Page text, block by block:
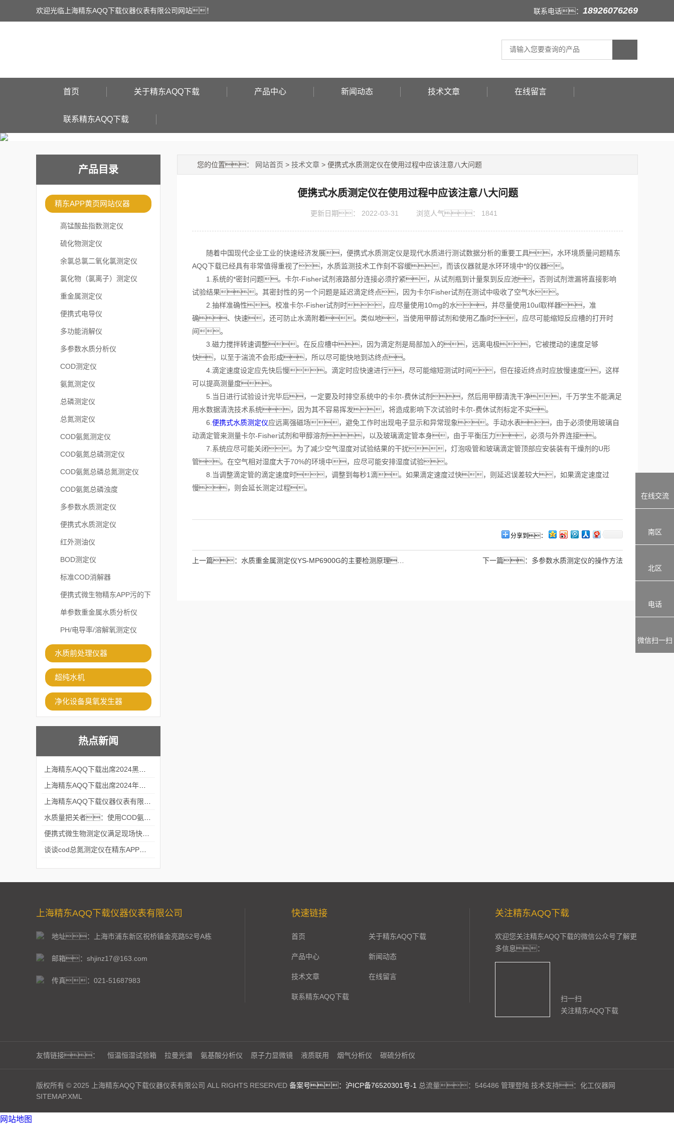
欢迎光临上海精东AQQ下载仪器仪表有限公司网站！ 联系电话： 18926076269
首页 关于精东AQQ下载 产品中心 新闻动态 技术文章 在线留言
联系精东AQQ下载
产品目录
精东APP黄页网站仪器
高锰酸盐指数测定仪
硫化物测定仪
余氯总氯二氧化氯测定仪
氯化物（氯离子）测定仪
重金属测定仪
便携式电导仪
多功能消解仪
多参数水质分析仪
COD测定仪
氨氮测定仪
总磷测定仪
总氮测定仪
COD氨氮测定仪
COD氨氮总磷测定仪
COD氨氮总磷总氮测定仪
COD氨氮总磷浊度
多参数水质测定仪
便携式水质测定仪
红外测油仪
BOD测定仪
标准COD消解器
便携式微生物精东APP污的下
载安装
单参数重金属水质分析仪
PH/电导率/溶解氧测定仪
水质前处理仪器
超纯水机
净化设备臭氧发生器
热点新闻
您的位置： 网站首页 > 技术文章 > 便携式水质测定仪在使用过程中应该注意八大问题
便携式水质测定仪在使用过程中应该注意八大问题
更新日期： 2022-03-31 浏览人气： 1841
随着中国现代企业工业的快速经济发展，便携式水质测定仪是现代水质进行测试数据分析的重要工具，水环境质量问题精东
AQQ下载已经具有非常值得重视了，水质监测技术工作刻不容缓，而该仪器就是水环环境中*的仪器。
1.系统的*密封问题。卡尔-Fisher试剂液路部分连接必须拧紧，从试剂瓶到计量泵到反应池，否则试剂泄漏将直接影响
试验结果。其密封性的另一个问题是延迟滴定终点，因为卡尔Fisher试剂在测试中吸收了空气水。
2.抽样准确性。校准卡尔-Fisher试剂时，应尽量使用10mg的水，并尽量使用10ul取样器，准
确、快速，还可防止水滴附着。类似地，当使用甲醇试剂和使用乙酯时，应尽可能缩短反应槽的打开时
间。
3.磁力搅拌转速调整。在反应槽中，因为滴定剂是局部加入的，远离电极，它被搅动的速度足够
快，以至于湍流不会形成，所以尽可能快地到达终点。
4.滴定速度设定应先快后慢。滴定时应快速进行，尽可能缩短测试时间，但在接近终点时应放慢速度，这样
可以提高测量度。
5.当日进行试验设计完毕后，一定要及时排空系统中的卡尔-费休试剂，然后用甲醇清洗干净，千万学生不能满足
用水数据清洗技术系统，因为其不容易挥发，将造成影响下次试验时卡尔-费休试剂标定不实。
6. 便携式水质测定仪应远离强磁场，避免工作时出现电子显示和异常现象。手动水表，由于必须使用玻璃自
动滴定管来测量卡尔-Fisher试剂和甲醇溶剂，以及玻璃滴定管本身，由于平衡压力，必须与外界连接。
7.系统应尽可能关闭。为了减少空气湿度对试验结果的干扰，灯泡吸管和玻璃滴定管顶部应安装装有干燥剂的U形
管。在空气相对湿度大于70%的环境中，应尽可能安排湿度试验。
8.当调整滴定管的滴定速度时，调整到每秒1滴。如果滴定速度过快，则延迟误差较大，如果滴定速度过
慢，则会延长测定过程。
分享到：
上一篇： 水质重金属测定仪YS-MP6900G的主要检测原理，你了解吗 下一篇： 多参数水质测定仪的操作方法
上海精东AQQ下载仪器仪表有限公司
地址：上海市浦东新区祝桥镇金亮路52号A栋
邮箱：shjinz17@163.com
传真：021-51687983
快速链接
首页 关于精东AQQ下载
产品中心 新闻动态
技术文章 在线留言
联系精东AQQ下载
关注精东AQQ下载
欢迎您关注精东AQQ下载的微信公众号了解更
多信息：
扫一扫
关注精东AQQ下载
友情链接： 恒温恒湿试验箱 拉曼光谱 氨基酸分析仪 原子力显微镜 液质联用 烟气分析仪 碳硫分析仪
版权所有 © 2025 上海精东AQQ下载仪器仪表有限公司 ALL RIGHTS RESERVED 备案号：沪ICP备76520301号-1 总流量：546486 管理登陆 技术支持： 化工仪器网
SITEMAP.XML
在线交流
南区
北区
电话
微信扫一扫
网站地图